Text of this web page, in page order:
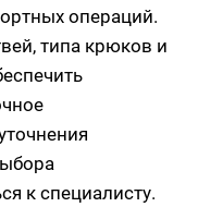
операций.
типа крюков и
к специалисту.